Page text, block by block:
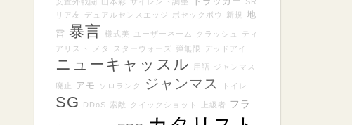
リア友
デュアルセンスエッジ ボセックボウ 新規
地
雷 暴言 様式美 ユーザーネーム クラッシュ
ティ
アリスト
メタ スターウォーズ 弾無限 デッドアイ
ニューキャッスル 用語 ジャンマス
廃止 アモ ソロランク ジャンマス トイレ
SG DDoS 索敵 クイックショット 上級者 フラ